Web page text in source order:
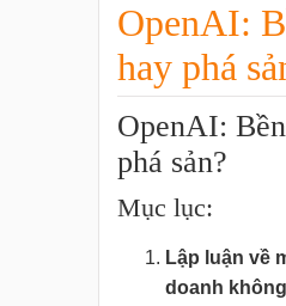
OpenAI:
hay phá
OpenAI:
phá sản?
Mục lục:
Lập luận về
doanh